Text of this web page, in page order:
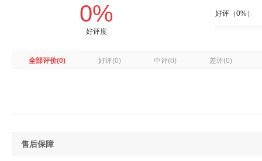
0%
好评度
好评（0%）
全部评价(0) 好评(0) 中评(0) 差评(0)
售后保障